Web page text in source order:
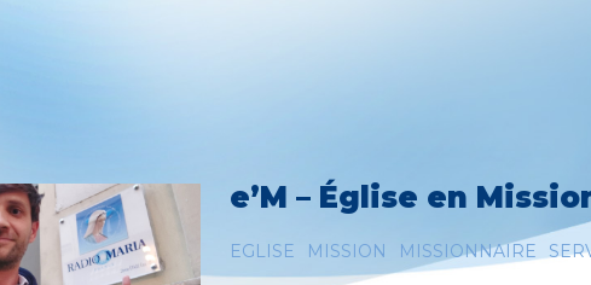
e’M – Église en
EGLISE MISSION MISSIONNAIRE